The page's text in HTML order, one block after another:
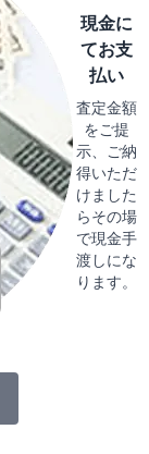
現金に
てお支
払い
査定金額
をご提
示、ご納
得いただ
けました
らその場
で現金手
渡しにな
ります。